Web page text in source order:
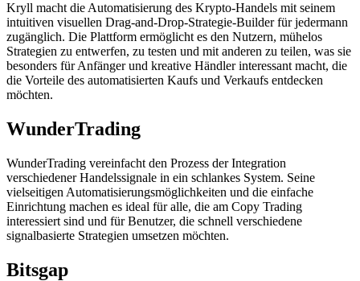
Kryll macht die Automatisierung des Krypto-Handels mit seinem
intuitiven visuellen Drag-and-Drop-Strategie-Builder für jedermann
zugänglich. Die Plattform ermöglicht es den Nutzern, mühelos
Strategien zu entwerfen, zu testen und mit anderen zu teilen, was sie
besonders für Anfänger und kreative Händler interessant macht, die
die Vorteile des automatisierten Kaufs und Verkaufs entdecken
möchten.
WunderTrading
WunderTrading vereinfacht den Prozess der Integration
verschiedener Handelssignale in ein schlankes System. Seine
vielseitigen Automatisierungsmöglichkeiten und die einfache
Einrichtung machen es ideal für alle, die am Copy Trading
interessiert sind und für Benutzer, die schnell verschiedene
signalbasierte Strategien umsetzen möchten.
Bitsgap